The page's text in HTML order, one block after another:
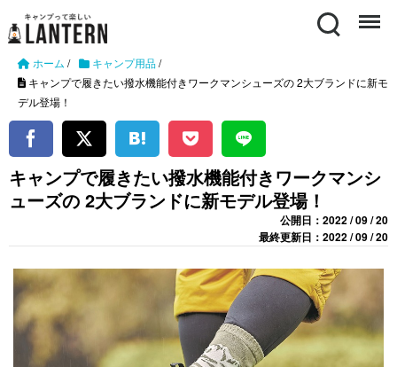
Search Menu
ホーム / キャンプ用品/
キャンプで履きたい撥水機能付きワークマンシューズの 2大ブランドに新モ
デル登場！
キャンプで履きたい撥水機能付きワークマンシ
ューズの 2大ブランドに新モデル登場！
公開日：2022 / 09 / 20
最終更新日：2022 / 09 / 20